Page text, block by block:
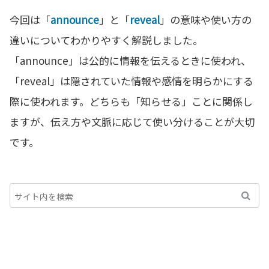
今回は「announce」と「reveal」の意味や使い方の
違いについてわかりやすく解説しました。
「announce」は公的に情報を伝えるときに使われ、
「reveal」は隠されていた情報や感情を明らかにする
際に使われます。どちらも「知らせる」ことに関係し
ますが、伝え方や文脈に応じて使い分けることが大切
です。